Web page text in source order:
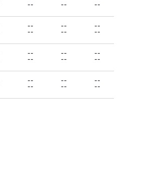
-- -- --
--
--
--
--
--
--
--
--
--
--
--
--
--
--
--
--
--
--